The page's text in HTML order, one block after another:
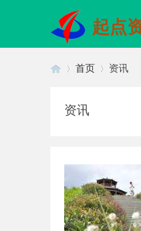
起点
首页 资讯
资讯